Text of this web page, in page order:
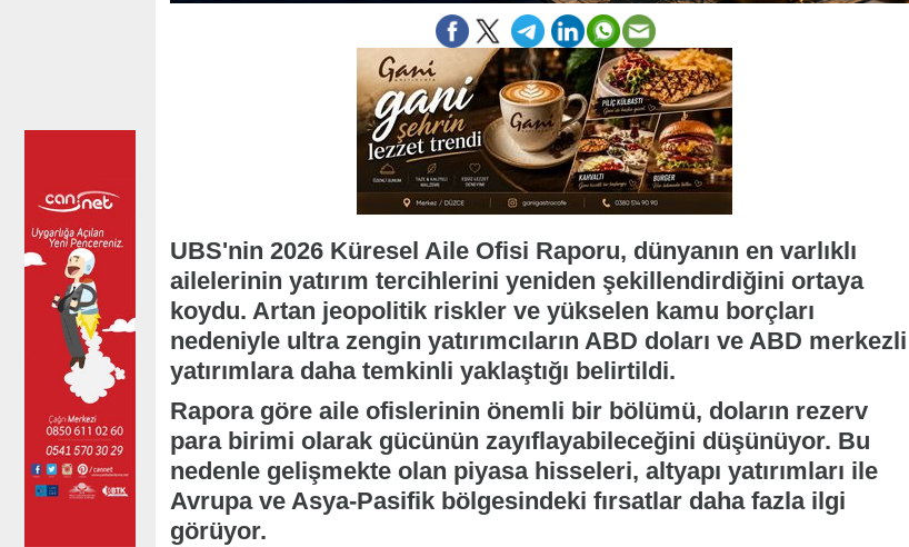
UBS'nin 2026 Küresel Aile Ofisi Raporu, dünyanın en varlıklı
ailelerinin yatırım tercihlerini yeniden şekillendirdiğini ortaya
koydu. Artan jeopolitik riskler ve yükselen kamu borçları
nedeniyle ultra zengin yatırımcıların ABD doları ve ABD merkezli
yatırımlara daha temkinli yaklaştığı belirtildi.
Rapora göre aile ofislerinin önemli bir bölümü, doların rezerv
para birimi olarak gücünün zayıflayabileceğini düşünüyor. Bu
nedenle gelişmekte olan piyasa hisseleri, altyapı yatırımları ile
Avrupa ve Asya-Pasifik bölgesindeki fırsatlar daha fazla ilgi
görüyor.